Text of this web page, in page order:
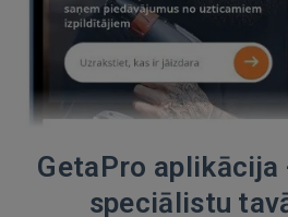
GetaPro
speciālistu